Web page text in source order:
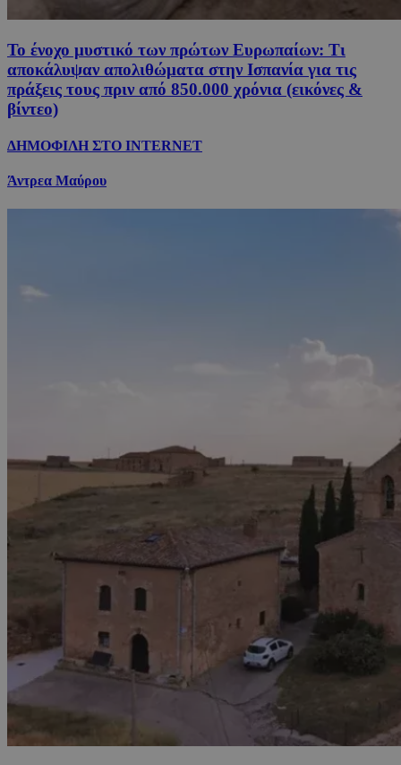
Το ένοχο μυστικό των πρώτων Ευρωπαίων: Τι
αποκάλυψαν απολιθώματα στην Ισπανία για τις
πράξεις τους πριν από 850.000 χρόνια (εικόνες &
βίντεο)
ΔΗΜΟΦΙΛΗ ΣΤΟ INTERNET
Άντρεα Μαύρου